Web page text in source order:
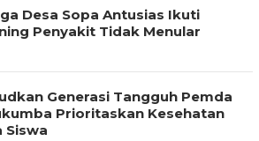
Desa Sopa Antusias Ikuti
Penyakit Tidak Menular
Generasi Tangguh Pemda
Prioritaskan Kesehatan
Siswa